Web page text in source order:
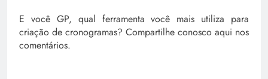
E você GP, qual ferramenta você mais utiliza para
criação de cronogramas? Compartilhe conosco aqui nos
comentários.